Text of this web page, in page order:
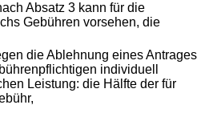
Absatz 3 kann für die
Gebühren vorsehen, die
die Ablehnung eines Antrages
individuell
Leistung: die Hälfte der für